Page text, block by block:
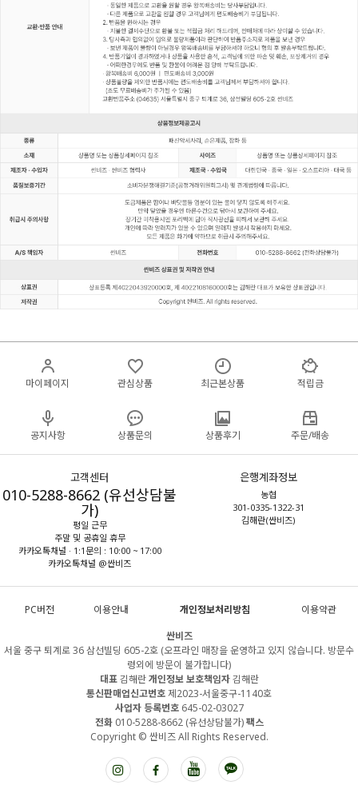
마이페이지 관심상품 최근본상품 적립금
공지사항 상품문의 상품후기 주문/배송
고객센터
010-5288-8662 (유선상담불
가)
평일 근무
주말 및 공휴일 휴무
카카오톡채널 · 1:1문의 : 10:00 ~ 17:00
카카오톡채널 @싼비즈
은행계좌정보
농협
301-0335-1322-31
김해란(싼비즈)
PC버전 이용안내 개인정보처리방침
이용약관
싼비즈
서울 중구 퇴계로 36 삼선빌딩 605-2호 (오프라인 매장을 운영하고 있지 않습니다. 방문수
령외에 방문이 불가합니다)
대표김해란개인정보 보호책임자김해란
통신판매업신고번호제2023-서울중구-1140호
사업자 등록번호645-02-03027
전화010-5288-8662 (유선상담불가)팩스
Copyright © 싼비즈 All Rights Reserved.